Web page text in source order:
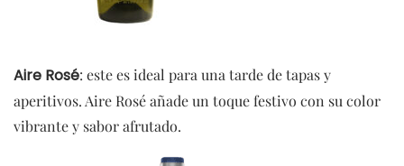
Aire Rosé: este es ideal para una tarde de tapas y
aperitivos. Aire Rosé añade un toque festivo con su color
vibrante y sabor afrutado.